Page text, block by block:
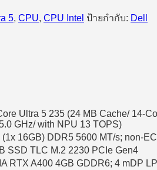
5, CPU, CPU Intel ป้ายกำกับ: Dell
Ultra 5 235 (24 MB Cache/ 14-
GHz/ with NPU 13 TOPS)
(1x 16GB) DDR5 5600 MT/s; non-
SSD TLC M.2 2230 PCIe Gen4
RTX A400 4GB GDDR6; 4 mDP LP